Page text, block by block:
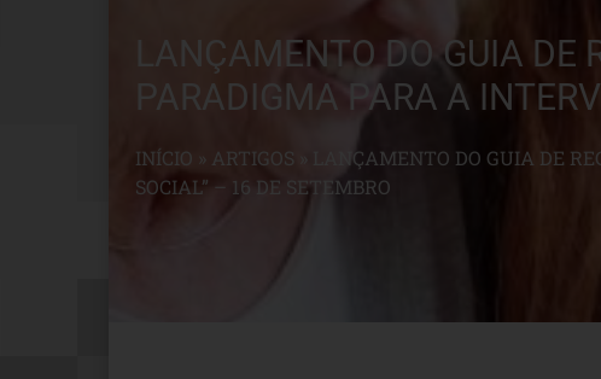
LANÇAMENTO DO GUIA DE
PARADIGMA PARA A
INÍCIO » ARTIGOS
LANÇAMENTO DO GUIA DE
SOCIAL” – 16 DE SETEMBRO